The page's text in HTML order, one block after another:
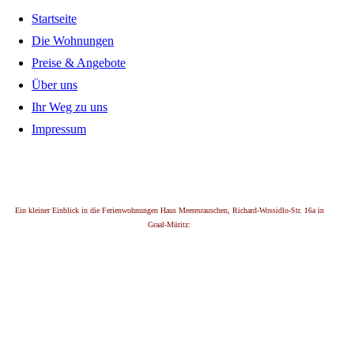
Startseite
Die Wohnungen
Preise & Angebote
Über uns
Ihr Weg zu uns
Impressum
Ein kleiner Einblick in die Ferienwohnungen Haus Meeresrauschen, Richard-Wossidlo-Str. 16a in
Graal-Müritz: